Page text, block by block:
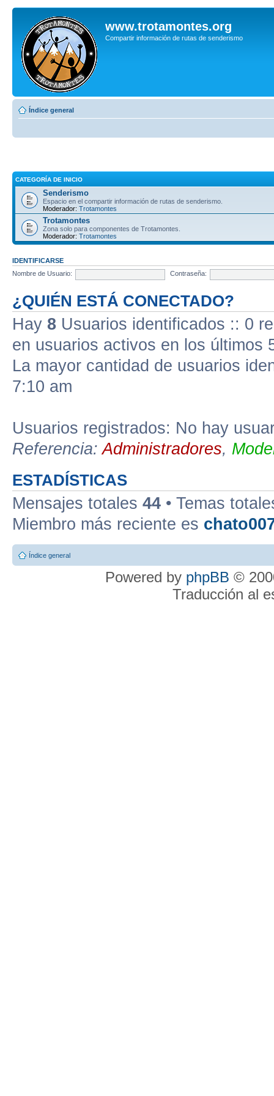
www.trotamontes.org
Compartir información de rutas de senderismo
Índice general
CATEGORÍA DE INICIO
Senderismo
Espacio en el compartir información de rutas de senderismo.
Moderador: Trotamontes
Trotamontes
Zona solo para componentes de Trotamontes.
Moderador: Trotamontes
IDENTIFICARSE
Nombre de Usuario:
Contraseña:
¿QUIÉN ESTÁ CONECTADO?
Hay 8 Usuarios identificados :: 0
en usuarios activos en los últimos
La mayor cantidad de usuarios
7:10 am
Usuarios registrados: No hay
Referencia:Administradores,
ESTADÍSTICAS
Mensajes totales 44 • Temas
Miembro más reciente es
Índice general
Powered by phpBB ©
Traducción al